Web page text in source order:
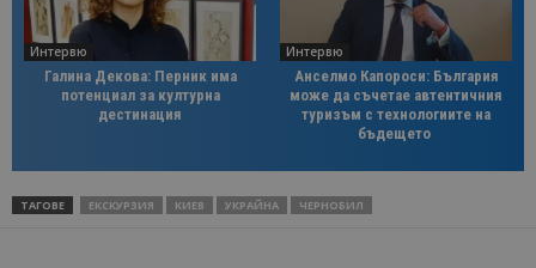
Интервю
Галина Декова: Перник има
потенциал за културна
дестинация
Интервю
Анселмо Капороси: България
може да съчетае автентичния
туризъм с технологиите на
бъдещето
ТАГОВЕ ЕКСКУРЗИЯ КИЕВ УКРАЙНА ЧЕРНОБИЛ